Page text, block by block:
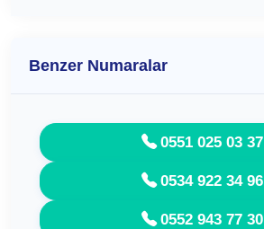
Benzer Numaralar
0551 025 03 37
0534 922 34 96
0552 943 77 30